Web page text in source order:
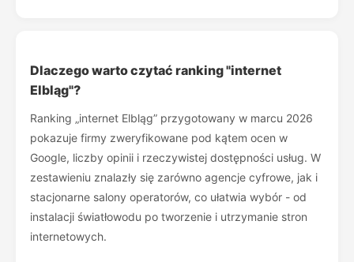
Dlaczego warto czytać ranking "internet
Elbląg"?
Ranking „internet Elbląg” przygotowany w marcu 2026
pokazuje firmy zweryfikowane pod kątem ocen w
Google, liczby opinii i rzeczywistej dostępności usług. W
zestawieniu znalazły się zarówno agencje cyfrowe, jak i
stacjonarne salony operatorów, co ułatwia wybór - od
instalacji światłowodu po tworzenie i utrzymanie stron
internetowych.